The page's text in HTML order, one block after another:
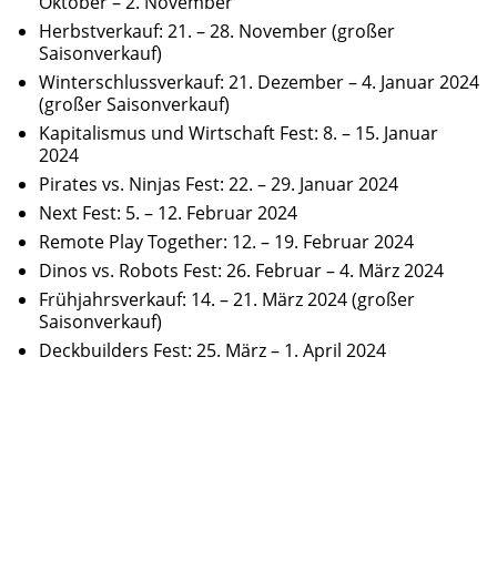
Herbstverkauf: 21. – 28. November (großer
Saisonverkauf)
Winterschlussverkauf: 21. Dezember – 4. Januar 2024
(großer Saisonverkauf)
Kapitalismus und Wirtschaft Fest: 8. – 15. Januar
2024
Pirates vs. Ninjas Fest: 22. – 29. Januar 2024
Next Fest: 5. – 12. Februar 2024
Remote Play Together: 12. – 19. Februar 2024
Dinos vs. Robots Fest: 26. Februar – 4. März 2024
Frühjahrsverkauf: 14. – 21. März 2024 (großer
Saisonverkauf)
Deckbuilders Fest: 25. März – 1. April 2024